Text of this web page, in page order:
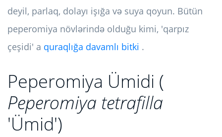
deyil, parlaq, dolayı işığa və suya qoyun. Bütün
peperomiya növlərində olduğu kimi, 'qarpız
çeşidi' a quraqlığa davamlı bitki .
Peperomiya Ümidi (
Peperomiya tetrafilla
'Ümid')